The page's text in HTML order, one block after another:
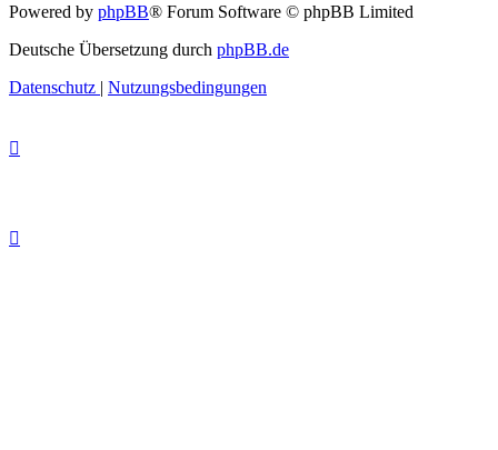
Powered by phpBB® Forum Software © phpBB Limited
Deutsche Übersetzung durch phpBB.de
Datenschutz | Nutzungsbedingungen